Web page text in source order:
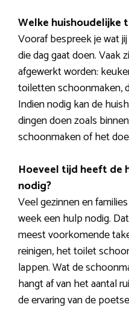
Welke huishoudelijke
Vooraf bespreek je wat
die dag gaat doen. Vaak
afgewerkt worden:
toiletten schoonmaken,
Indien nodig kan de
dingen doen zoals
schoonmaken of het
Hoeveel tijd heeft de
nodig?
Veel gezinnen en
week een hulp nodig.
meest voorkomende
reinigen, het toilet
lappen. Wat de
hangt af van het aantal
de ervaring van de